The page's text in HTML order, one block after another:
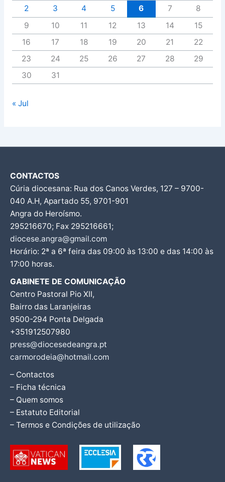
2
3 4 5 6 7
8
9
10 11 12 13 14
15
16
17 18 19 20 21
22
23
24 25 26 27 28
29
30
31
« Jul
CONTACTOS
Cúria diocesana: Rua dos Canos Verdes, 127 – 9700-
040 A.H, Apartado 55, 9701-901
Angra do Heroísmo.
295216670; Fax 295216661;
diocese.angra@gmail.com
Horário: 2ª a 6ª feira das 09:00 às 13:00 e das 14:00 às
17:00 horas.
GABINETE DE COMUNICAÇÃO
Centro Pastoral Pio XII,
Bairro das Laranjeiras
9500-294 Ponta Delgada
+351912507980
press@diocesedeangra.pt
carmorodeia@hotmail.com
– Contactos
– Ficha técnica
– Quem somos
– Estatuto Editorial
– Termos e Condições de utilização